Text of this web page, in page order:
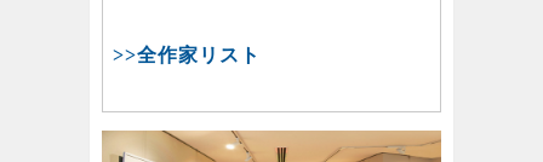
>>全作家リスト